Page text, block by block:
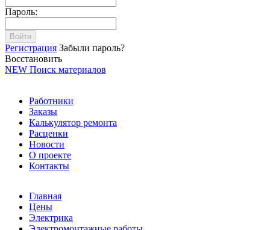
Пароль:
Войти
Регистрация Забыли пароль?
Восстановить
NEW Поиск материалов
Работники
Заказы
Калькулятор ремонта
Расценки
Новости
О проекте
Контакты
Главная
Цены
Электрика